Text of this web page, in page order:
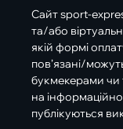
Сайт sport-
та/або
якій формі
пов’язані/
букмекерами чи
на
публікуються